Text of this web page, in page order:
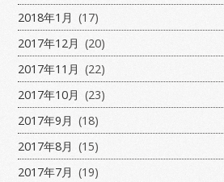
2018年1月 (17)
2017年12月 (20)
2017年11月 (22)
2017年10月 (23)
2017年9月 (18)
2017年8月 (15)
2017年7月 (19)